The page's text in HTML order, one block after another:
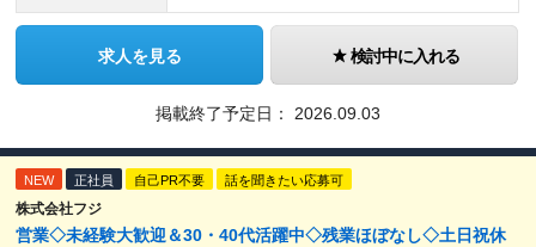
求人を見る 検討中に入れる
掲載終了予定日： 2026.09.03
NEW 正社員 自己PR不要 話を聞きたい応募可
株式会社フジ
営業◇未経験大歓迎＆30・40代活躍中◇残業ほぼなし◇土日祝休